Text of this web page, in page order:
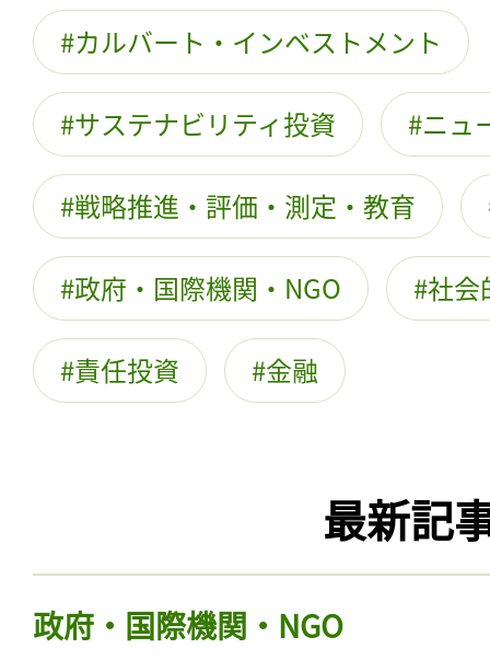
カルバート・インベストメント
サステナビリティ投資 ニュ
戦略推進・評価・測定・教育
政府・国際機関・NGO 社会
責任投資 金融
最新記
政府・国際機関・NGO